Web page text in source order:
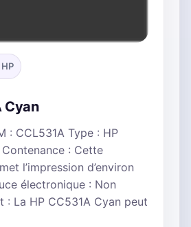
Cyan
: CCL531A Type : HP
: Cette
l’impression d’environ
électronique : Non
: La HP CC531A Cyan peut